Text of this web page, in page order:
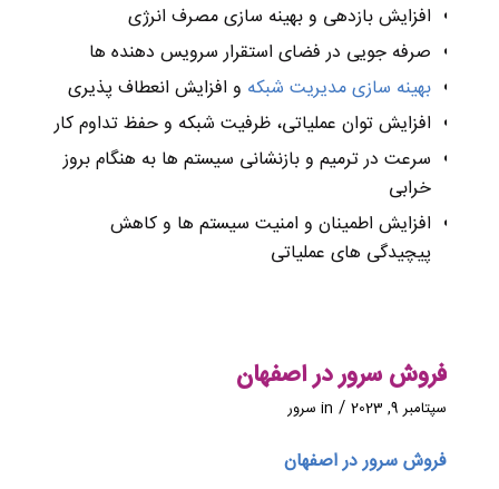
افزایش بازدهی و بهینه سازی مصرف انرژی
صرفه جویی در فضای استقرار سرویس دهنده ها
بهینه سازی مدیریت شبکه و افزایش انعطاف پذیری
افزایش توان عملیاتی، ظرفیت شبکه و حفظ تداوم کار
سرعت در ترمیم و بازنشانی سیستم ها به هنگام بروز
خرابی
افزایش اطمینان و امنیت سیستم ها و کاهش
پیچیدگی های عملیاتی
فروش سرور در اصفهان
سپتامبر 9, 2023 /
in سرور
فروش سرور در اصفهان